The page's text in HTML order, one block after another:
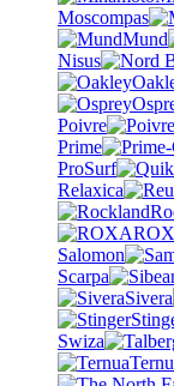
Moscompas
Mund
Nisus
Poivre
Prime
ProSurf
Relaxica
Salomon
Scarpa
Sivera
Swiza